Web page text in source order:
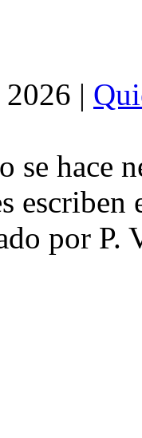
|
hace
escriben
por